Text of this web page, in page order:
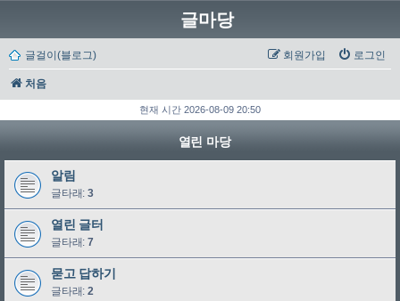
글마당
글걸이(블로그) 로그인
회원가입
처음
현재 시간 2026-08-09 20:50
열린 마당
알림
글타래: 3
열린 글터
글타래: 7
묻고 답하기
글타래: 2